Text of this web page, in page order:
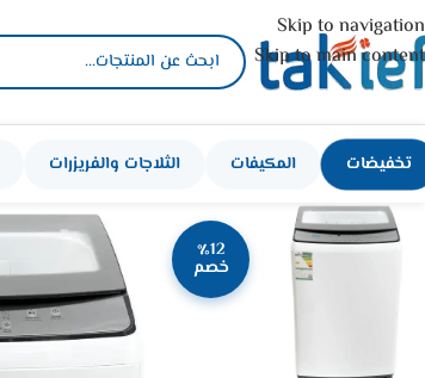
Skip to navigation
Skip to main content
تخفيضات المكيفات الثلاجات والفريزرات
٪12
خصم